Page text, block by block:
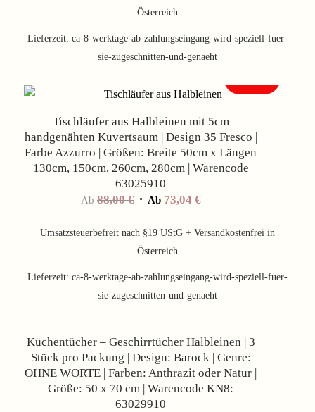
Österreich
Lieferzeit: ca-8-werktage-ab-zahlungseingang-wird-speziell-fuer-
sie-zugeschnitten-und-genaeht
Tischläufer aus Halbleinen mit 5cm
handgenähten Kuvertsaum | Design 35 Fresco |
Farbe Azzurro | Größen: Breite 50cm x Längen
130cm, 150cm, 260cm, 280cm | Warencode
63025910
Ab88,00€ Ab 73,04 €
Umsatzsteuerbefreit nach §19 UStG + Versandkostenfrei in
Österreich
Lieferzeit: ca-8-werktage-ab-zahlungseingang-wird-speziell-fuer-
sie-zugeschnitten-und-genaeht
Küchentücher – Geschirrtücher Halbleinen | 3
Stück pro Packung | Design: Barock | Genre:
OHNE WORTE | Farben: Anthrazit oder Natur |
Größe: 50 x 70 cm | Warencode KN8:
63029910